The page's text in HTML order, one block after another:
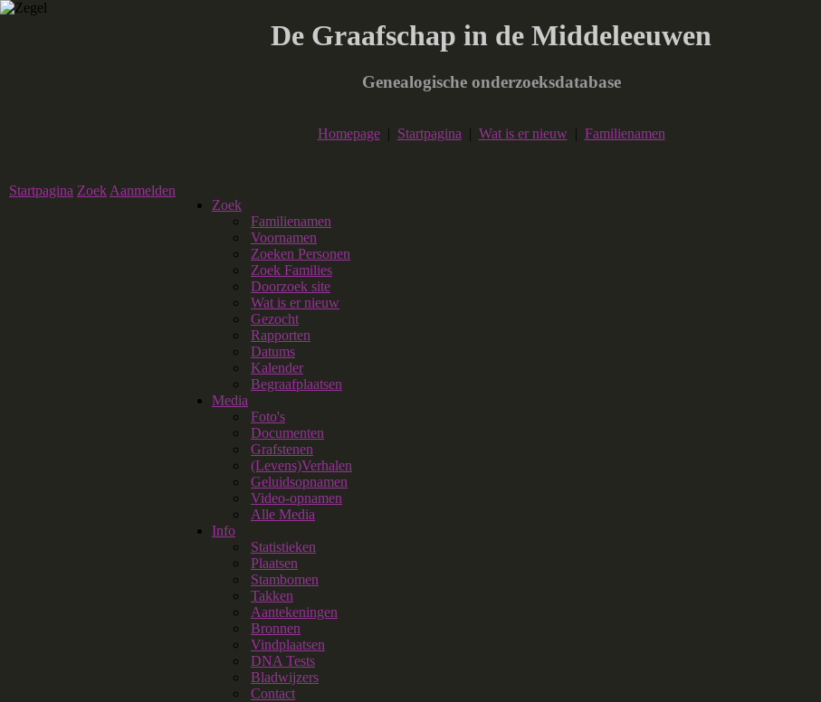
De Graafschap in de Middeleeuwen
Genealogische onderzoeksdatabase
Homepage| Startpagina | Wat is er nieuw | Familienamen
Startpagina Zoek Aanmelden
Zoek
Familienamen
Voornamen
Zoeken Personen
Zoek Families
Doorzoek site
Wat is er nieuw
Gezocht
Rapporten
Datums
Kalender
Begraafplaatsen
Media
Foto's
Documenten
Grafstenen
(Levens)Verhalen
Geluidsopnamen
Video-opnamen
Alle Media
Info
Statistieken
Plaatsen
Stambomen
Takken
Aantekeningen
Bronnen
Vindplaatsen
DNA Tests
Bladwijzers
Contact